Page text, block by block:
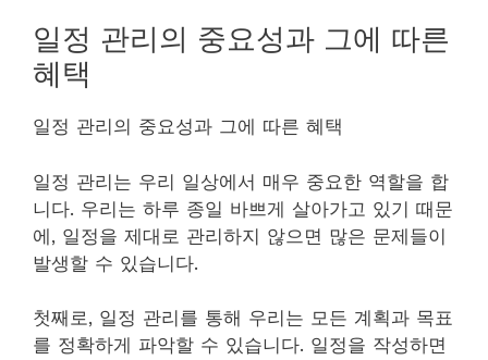
일정 관리의 중요성과 그에 따른
혜택
일정 관리의 중요성과 그에 따른 혜택
일정 관리는 우리 일상에서 매우 중요한 역할을 합
니다. 우리는 하루 종일 바쁘게 살아가고 있기 때문
에, 일정을 제대로 관리하지 않으면 많은 문제들이
발생할 수 있습니다.
첫째로, 일정 관리를 통해 우리는 모든 계획과 목표
를 정확하게 파악할 수 있습니다. 일정을 작성하면